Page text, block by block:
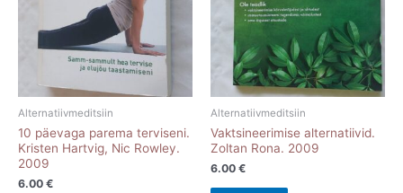
Alternatiivmeditsiin
10 päevaga parema terviseni.
Kristen Hartvig, Nic Rowley.
2009
6.00 €
Alternatiivmeditsiin
Vaktsineerimise alternatiivid.
Zoltan Rona. 2009
6.00 €